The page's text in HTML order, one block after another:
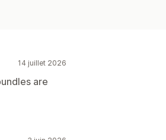
14 juillet 2026
are